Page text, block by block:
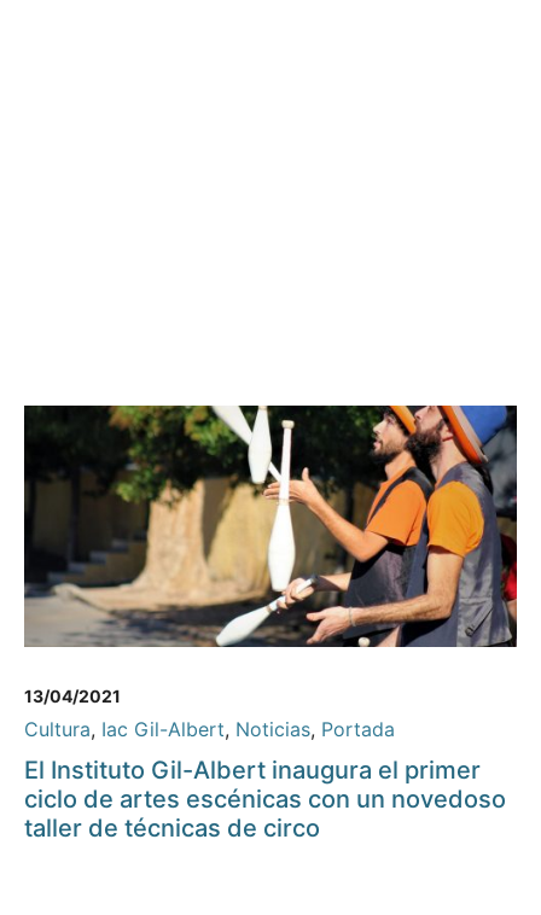
13/04/2021
Cultura, Iac Gil-Albert, Noticias, Portada
El Instituto Gil-Albert inaugura el primer
ciclo de artes escénicas con un novedoso
taller de técnicas de circo